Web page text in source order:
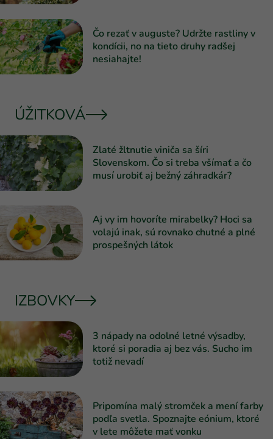
Čo rezať v auguste? Udržte rastliny v
kondícii, no na tieto druhy radšej
nesiahajte!
ÚŽITKOVÁ
Zlaté žltnutie viniča sa šíri
Slovenskom. Čo si treba všímať a čo
musí urobiť aj bežný záhradkár?
Aj vy im hovoríte mirabelky? Hoci sa
volajú inak, sú rovnako chutné a plné
prospešných látok
IZBOVKY
3 nápady na odolné letné výsadby,
ktoré si poradia aj bez vás. Sucho im
totiž nevadí
Pripomína malý stromček a mení farby
podľa svetla. Spoznajte eónium, ktoré
v lete môžete mať vonku